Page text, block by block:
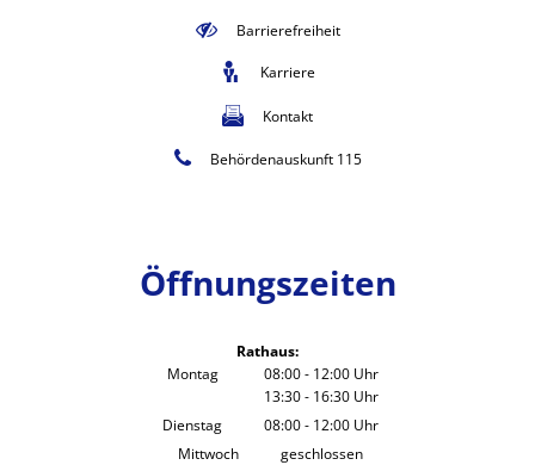
Barrierefreiheit
Karriere
Kontakt
Behördenauskunft 115
Öffnungszeiten
Rathaus:
Montag
08:00- 12:00 Uhr
Von 08:00 bis 12:00 Uhr
13:30- 16:30 Uhr
Von 13:30 bis 16:30 Uhr
Dienstag 08:00- 12:00 Uhr
Von 08:00 bis 12:00 Uhr
Mittwoch
geschlossen